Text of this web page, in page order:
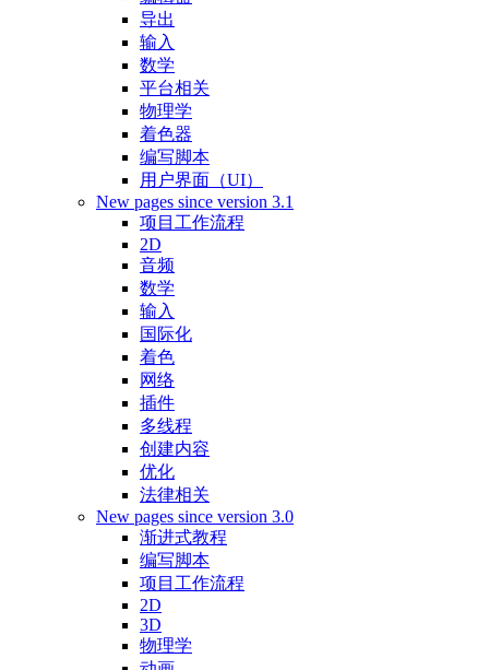
导出
输入
数学
平台相关
物理学
着色器
编写脚本
用户界面（UI）
New pages since version 3.1
项目工作流程
2D
音频
数学
输入
国际化
着色
网络
插件
多线程
创建内容
优化
法律相关
New pages since version 3.0
渐进式教程
编写脚本
项目工作流程
2D
3D
物理学